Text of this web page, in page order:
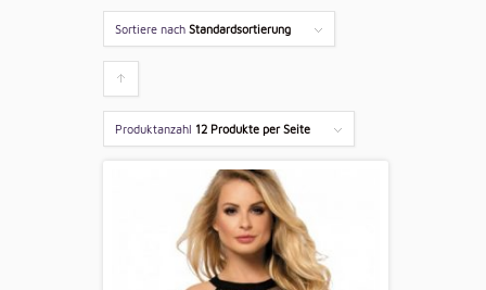
Sortiere nach Standardsortierung
um
die
Produktanzahl 12 Produkte per Seite